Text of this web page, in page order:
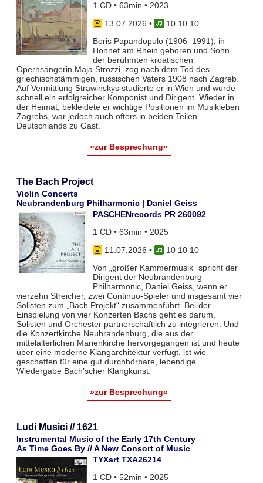
1 CD • 63min • 2023
13.07.2026 •
10 10 10
Boris Papandopulo (1906–1991), in
Honnef am Rhein geboren und Sohn
der berühmten kroatischen
Opernsängerin Maja Strozzi, zog nach dem Tod des
griechischstämmigen, russischen Vaters 1908 nach Zagreb.
Auf Vermittlung Strawinskys studierte er in Wien und wurde
schnell ein erfolgreicher Komponist und Dirigent. Wieder in
der Heimat, bekleidete er wichtige Positionen im Musikleben
Zagrebs, war jedoch auch öfters in beiden Teilen
Deutschlands zu Gast.
»zur Besprechung«
The Bach Project
Violin Concerts
Neubrandenburg Philharmonic | Daniel Geiss
PASCHENrecords PR 260092
1 CD • 63min • 2025
11.07.2026 •
10 10 10
Von „großer Kammermusik” spricht der
Dirigent der Neubrandenburg
Philharmonic, Daniel Geiss, wenn er
vierzehn Streicher, zwei Continuo-Spieler und insgesamt vier
Solisten zum „Bach Projekt“ zusammenführt. Bei der
Einspielung von vier Konzerten Bachs geht es darum,
Solisten und Orchester partnerschaftlich zu integrieren. Und
die Konzertkirche Neubrandenburg, die aus der
mittelalterlichen Marienkirche hervorgegangen ist und heute
über eine moderne Klangarchitektur verfügt, ist wie
geschaffen für eine gut durchhörbare, lebendige
Wiedergabe Bach’scher Klangkunst.
»zur Besprechung«
Ludi Musici // 1621
Instrumental Music of the Early 17th Century
As Time Goes By // A New Consort of Music
TYXart TXA26214
1 CD • 52min • 2025